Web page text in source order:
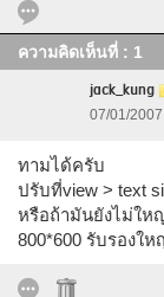
ความคิดเห็นที่ : 1
jack_kung
07/01/
ทามได้ครับ
ปรับที่view > text
หรือถ้ามันยังไม่ให
800*600 รับรองให